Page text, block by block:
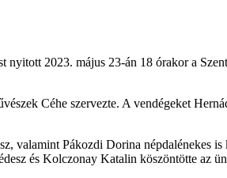
2023. május 23-án 18 órakor a
Céhe szervezte. A vendégeket
valamint Pákozdi Dorina népdalénekes
és Kolczonay Katalin köszöntötte az